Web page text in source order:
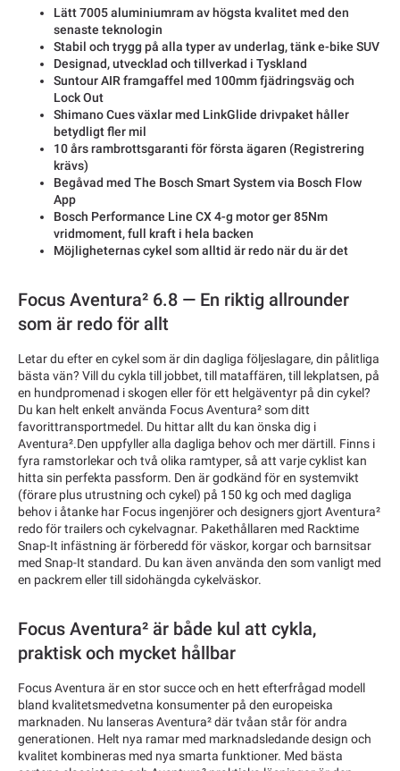
Lätt 7005 aluminiumram av högsta kvalitet med den
senaste teknologin
Stabil och trygg på alla typer av underlag, tänk e-bike SUV
Designad, utvecklad och tillverkad i Tyskland
Suntour AIR framgaffel med 100mm fjädringsväg och
Lock Out
Shimano Cues växlar med LinkGlide drivpaket håller
betydligt fler mil
10 års rambrottsgaranti för första ägaren (Registrering
krävs)
Begåvad med The Bosch Smart System via Bosch Flow
App
Bosch Performance Line CX 4-g motor ger 85Nm
vridmoment, full kraft i hela backen
Möjligheternas cykel som alltid är redo när du är det
Focus Aventura² 6.8 — En riktig allrounder
som är redo för allt
Letar du efter en cykel som är din dagliga följeslagare, din pålitliga
bästa vän? Vill du cykla till jobbet, till mataffären, till lekplatsen, på
en hundpromenad i skogen eller för ett helgäventyr på din cykel?
Du kan helt enkelt använda Focus Aventura² som ditt
favorittransportmedel. Du hittar allt du kan önska dig i
Aventura².Den uppfyller alla dagliga behov och mer därtill. Finns i
fyra ramstorlekar och två olika ramtyper, så att varje cyklist kan
hitta sin perfekta passform. Den är godkänd för en systemvikt
(förare plus utrustning och cykel) på 150 kg och med dagliga
behov i åtanke har Focus ingenjörer och designers gjort Aventura²
redo för trailers och cykelvagnar. Pakethållaren med Racktime
Snap-It infästning är förberedd för väskor, korgar och barnsitsar
med Snap-It standard. Du kan även använda den som vanligt med
en packrem eller till sidohängda cykelväskor.
Focus Aventura² är både kul att cykla,
praktisk och mycket hållbar
Focus Aventura är en stor succe och en hett efterfrågad modell
bland kvalitetsmedvetna konsumenter på den europeiska
marknaden. Nu lanseras Aventura² där tvåan står för andra
generationen. Helt nya ramar med marknadsledande design och
kvalitet kombineras med nya smarta funktioner. Med bästa